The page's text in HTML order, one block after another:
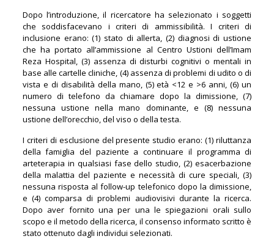
Dopo l’introduzione, il ricercatore ha selezionato i soggetti
che soddisfacevano i criteri di ammissibilità. I criteri di
inclusione erano: (1) stato di allerta, (2) diagnosi di ustione
che ha portato all’ammissione al Centro Ustioni dell’Imam
Reza Hospital, (3) assenza di disturbi cognitivi o mentali in
base alle cartelle cliniche, (4) assenza di problemi di udito o di
vista e di disabilità della mano, (5) età <12 e >6 anni, (6) un
numero di telefono da chiamare dopo la dimissione, (7)
nessuna ustione nella mano dominante, e (8) nessuna
ustione dell’orecchio, del viso o della testa.
I criteri di esclusione del presente studio erano: (1) riluttanza
della famiglia del paziente a continuare il programma di
arteterapia in qualsiasi fase dello studio, (2) esacerbazione
della malattia del paziente e necessità di cure speciali, (3)
nessuna risposta al follow-up telefonico dopo la dimissione,
e (4) comparsa di problemi audiovisivi durante la ricerca.
Dopo aver fornito una per una le spiegazioni orali sullo
scopo e il metodo della ricerca, il consenso informato scritto è
stato ottenuto dagli individui selezionati.